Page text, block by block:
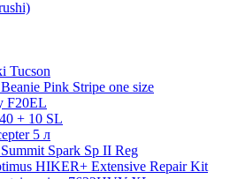
Tucson
Pink Stripe one size
F20EL
+ 10 SL
5 л
Spark Sp II Reg
HIKER+ Extensive Repair Kit